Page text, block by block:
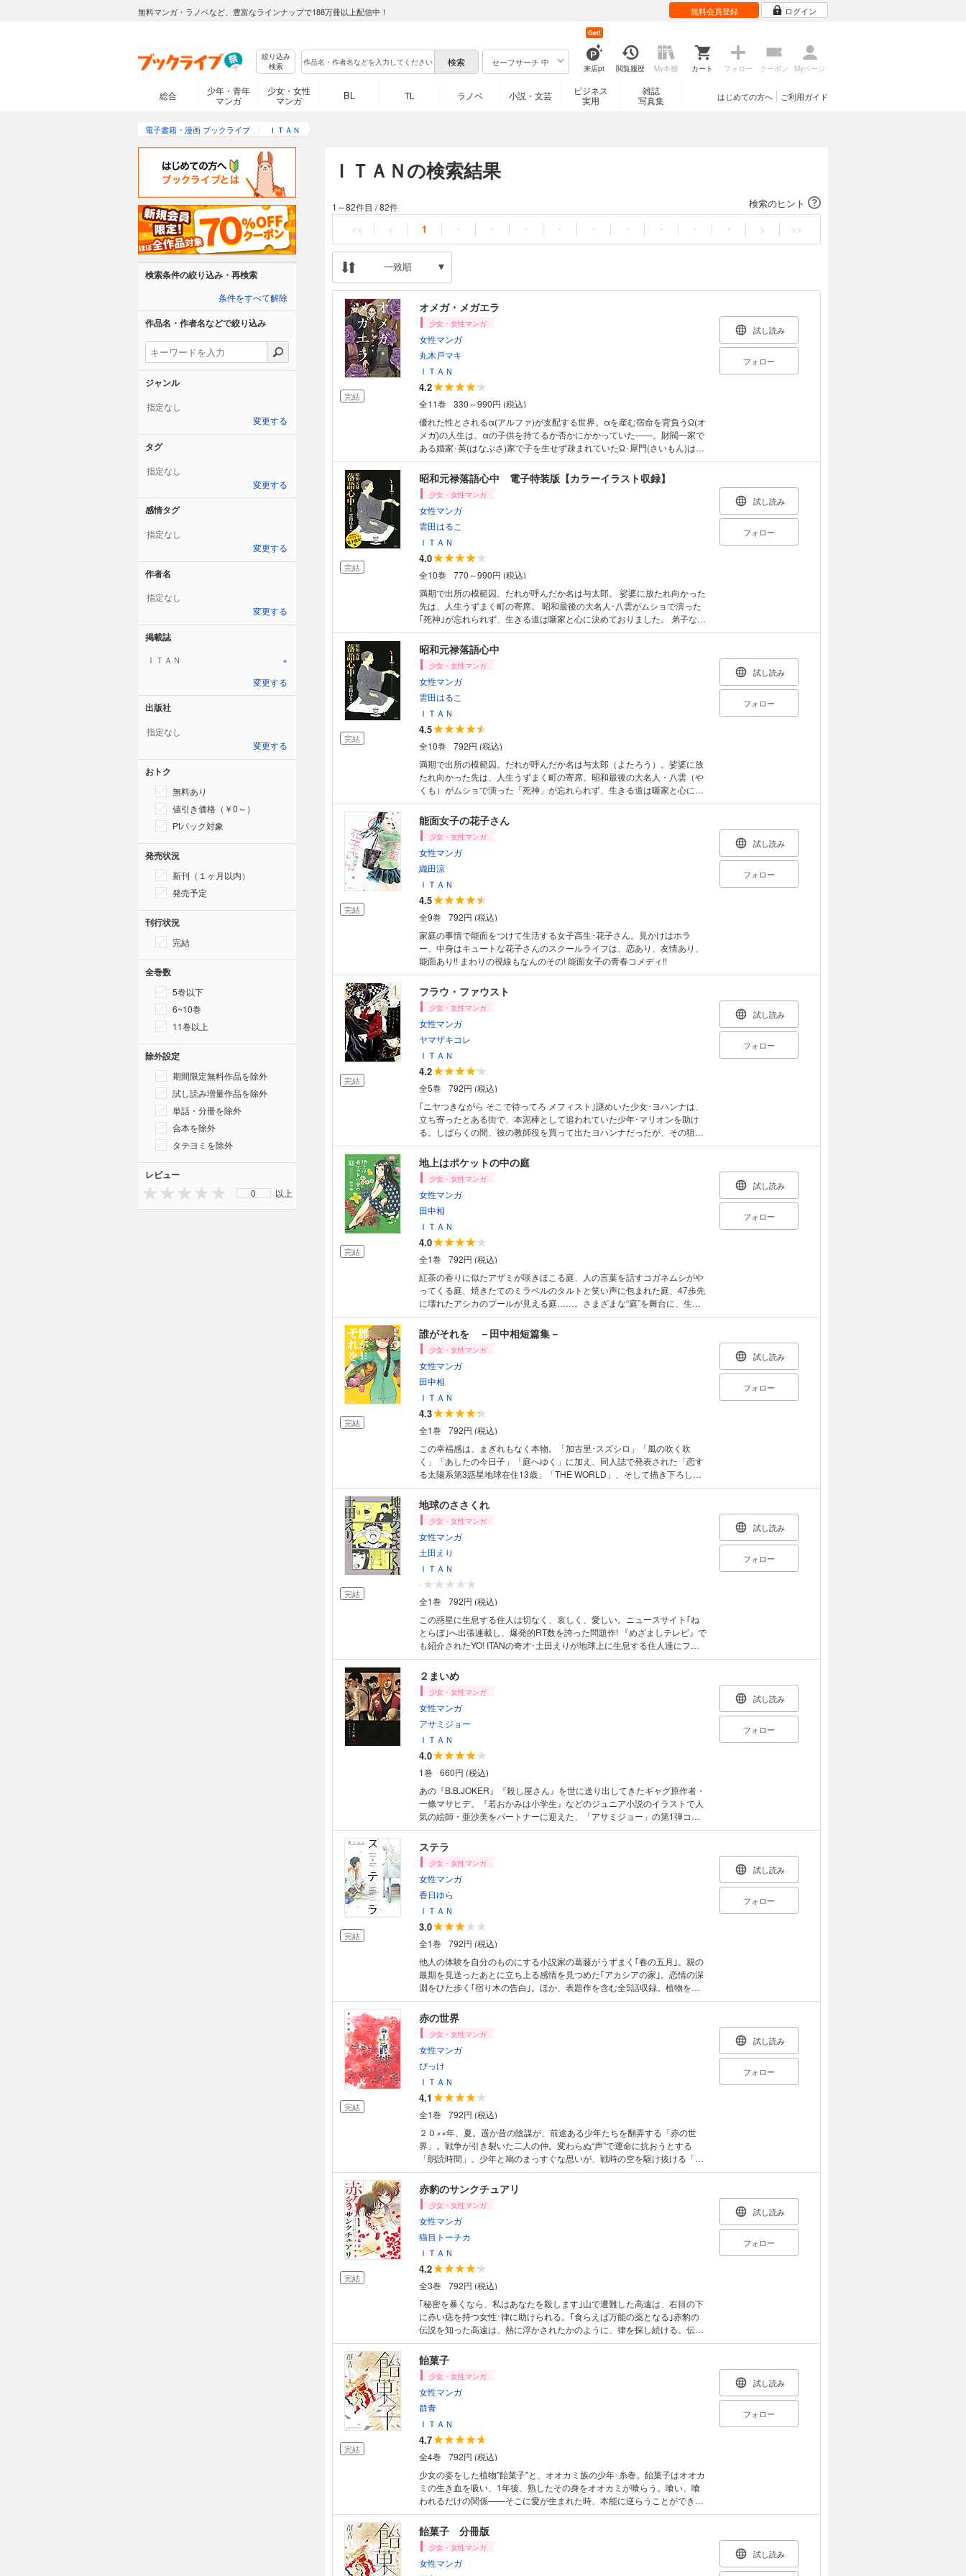
無料マンガ・ラノベなど、豊富なラインナップで188万冊以上配信中！ 無料会員登録 ログイン
絞り込み
検索
セーフサーチ 中
来店pt
Get!
閲覧履歴 My本棚 カート フォロー クーポン Myページ
総合
少年・青年
マンガ
少女・女性
マンガ
BL TL ラノベ 小説・文芸
ビジネス
実用
雑誌
写真集
ご利用ガイド
はじめての方へ
電子書籍・漫画 ブックライブ ＩＴＡＮ
ＩＴＡＮの検索結果
検索のヒント
1～82件目 /82件
<< < 1 ・ ・ ・ ・ ・ ・ ・ ・ ・ > >>
一致順
完結
オメガ・メガエラ
少女・女性マンガ
女性マンガ
丸木戸マキ
ＩＴＡＮ
4.2
全11巻
330～990円 (税込)
優れた性とされるα(アルファ)が支配する世界。αを産む宿命を背負うΩ(オ
メガ)の人生は、αの子供を持てるか否かにかかっていた――。財閥一家で
ある婚家･英(はなぶさ)家で子を生せず疎まれていたΩ･犀門(さいもん)は、
一人のΩの少年をαと偽り、英家当主の座を狙わせるのだが…!? 性別によ
る身分社会で最下層の、Ωたちの闘いが始まる…!
試し読み
フォロー
完結
昭和元禄落語心中 電子特装版【カラーイラスト収録】
少女・女性マンガ
女性マンガ
雲田はるこ
ＩＴＡＮ
4.0
全10巻
770～990円 (税込)
満期で出所の模範囚。だれが呼んだか名は与太郎。 娑婆に放たれ向かった
先は、人生うずまく町の寄席。 昭和最後の大名人･八雲がムショで演った
｢死神｣が忘れられず、生きる道は噺家と心に決めておりました。 弟子など
取らぬ八雲師匠。惚れて泣きつく与太郎やいかに……!?昭和元禄落語心中･
与太郎放浪篇、いざ幕開け!!【※カラーイラストが収録された電子オリジナ
ル特装版です】
試し読み
フォロー
完結
昭和元禄落語心中
少女・女性マンガ
女性マンガ
雲田はるこ
ＩＴＡＮ
4.5
全10巻
792円 (税込)
満期で出所の模範囚。だれが呼んだか名は与太郎（よたろう）。娑婆に放
たれ向かった先は、人生うずまく町の寄席。昭和最後の大名人・八雲（や
くも）がムショで演った「死神」が忘れられず、生きる道は噺家と心に決
めておりました。弟子など取らぬ八雲師匠。惚れて泣きつく与太郎やいか
に……!? 昭和元禄落語心中・与太郎放浪篇、いざ幕開け!!
試し読み
フォロー
完結
能面女子の花子さん
少女・女性マンガ
女性マンガ
織田涼
ＩＴＡＮ
4.5
全9巻
792円 (税込)
家庭の事情で能面をつけて生活する女子高生･花子さん。見かけはホラ
ー、中身はキュートな花子さんのスクールライフは、恋あり、友情あり、
能面あり!! まわりの視線もなんのその! 能面女子の青春コメディ!!
試し読み
フォロー
完結
フラウ・ファウスト
少女・女性マンガ
女性マンガ
ヤマザキコレ
ＩＴＡＮ
4.2
全5巻
792円 (税込)
｢ニヤつきながら そこで待ってろ メフィスト｣謎めいた少女･ヨハンナは、
立ち寄ったとある街で、本泥棒として追われていた少年･マリオンを助け
る。しばらくの間、彼の教師役を買って出たヨハンナだったが、その狙い
は、封じられた己の悪魔を取り戻すことで……!? 悪魔のパーツを捜し続け
る不死の少女･ヨハンナの、契約と禁忌をめぐるダークファンタジー、開
幕!!
試し読み
フォロー
完結
地上はポケットの中の庭
少女・女性マンガ
女性マンガ
田中相
ＩＴＡＮ
4.0
全1巻
792円 (税込)
紅茶の香りに似たアザミが咲きほこる庭、人の言葉を話すコガネムシがや
ってくる庭、焼きたてのミラベルのタルトと笑い声に包まれた庭、47歩先
に壊れたアシカのプールが見える庭……。さまざまな“庭”を舞台に、生き
るものの繋がりを描くITAN掲載シリーズをはじめ、満場一致で大賞を受賞
したデビュー作を含む短編5作を収録。人間の愛しさを豊かに伝える鮮烈
な才能！
試し読み
フォロー
完結
誰がそれを －田中相短篇集－
少女・女性マンガ
女性マンガ
田中相
ＩＴＡＮ
4.3
全1巻
792円 (税込)
この幸福感は、まぎれもなく本物。「加古里･スズシロ」「風の吹く吹
く」「あしたの今日子」「庭へゆく」に加え、同人誌で発表された「恋す
る太陽系第3惑星地球在住13歳」「THE WORLD」、そして描き下ろしと
なる「その後の加古里･スズシロ」を収録。紡ぎ出される人間は、こんな
にも愛おしく温かい。鮮烈なデビューを飾った著者の原点を知る1冊！
試し読み
フォロー
完結
地球のささくれ
少女・女性マンガ
女性マンガ
土田えり
ＩＴＡＮ
-
全1巻
792円 (税込)
この惑星に生息する住人は切なく、哀しく、愛しい。ニュースサイト｢ね
とらぼ｣へ出張連載し、爆発的RT数を誇った問題作! 『めざましテレビ』で
も紹介されたYO! ITANの奇才･土田えりが地球上に生息する住人達にフォ
ーカスを合わせてパシャリ。読めば生きとし生けるものが愛しくなる｢地
球のささくれ｣――――爆誕。
試し読み
フォロー
２まいめ
少女・女性マンガ
女性マンガ
アサミジョー
ＩＴＡＮ
4.0
1巻
660円 (税込)
あの『B.B.JOKER』『殺し屋さん』を世に送り出してきたギャグ原作者・
一條マサヒデ。『若おかみは小学生』などのジュニア小説のイラストで人
気の絵師・亜沙美をパートナーに迎えた、「アサミジョー」の第1弾コミ
ックス！ 2ページ目にオチが来る、登場人物すべてイケメン。“2まい
め”にとことんこだわった、選りすぐりギャグは、爆笑そして苦笑の嵐。
16ページ特別編＆メイキング漫画も収録。『2まいめ』でレッツ脱力！
試し読み
フォロー
完結
ステラ
少女・女性マンガ
女性マンガ
香日ゆら
ＩＴＡＮ
3.0
全1巻
792円 (税込)
他人の体験を自分のものにする小説家の葛藤がうずまく｢春の五月｣。親の
最期を見送ったあとに立ち上る感情を見つめた｢アカシアの家｣。恋情の深
淵をひた歩く｢宿り木の告白｣。ほか、表題作を含む全5話収録。植物をモ
チーフに、人間観察の名手が新境地を開いたストーリー短編集。
試し読み
フォロー
完結
赤の世界
少女・女性マンガ
女性マンガ
びっけ
ＩＴＡＮ
4.1
全1巻
792円 (税込)
２０××年、夏。遥か昔の陰謀が、前途ある少年たちを翻弄する「赤の世
界」。戦争が引き裂いた二人の仲。変わらぬ“声”で運命に抗おうとする
「朗読時間」。少年と鳩のまっすぐな思いが、戦時の空を駆け抜ける「鳩
の翼」。命を懸けなければ叶うことはない、究極の愛の形を描く「掌の
花」。－－時代を超えた4つのストーリーが一つにつながった時、感動が
こみ上げてくる珠玉の連作短編集。
試し読み
フォロー
完結
赤豹のサンクチュアリ
少女・女性マンガ
女性マンガ
猫目トーチカ
ＩＴＡＮ
4.2
全3巻
792円 (税込)
｢秘密を暴くなら、私はあなたを殺します｣山で遭難した高遠は、右目の下
に赤い痣を持つ女性･律に助けられる。｢食らえば万能の薬となる｣赤豹の
伝説を知った高遠は、熱に浮かされたかのように、律を探し続ける。伝承
に囚われた男女のラブロマンス、開幕!!
試し読み
フォロー
完結
飴菓子
少女・女性マンガ
女性マンガ
群青
ＩＴＡＮ
4.7
全4巻
792円 (税込)
少女の姿をした植物"飴菓子"と、オオカミ族の少年･糸巻。飴菓子はオオカ
ミの生き血を吸い、1年後、熟したその身をオオカミが喰らう。喰い、喰
われるだけの関係――そこに愛が生まれた時、本能に逆らうことができる
のか!? そして人間をも魅了する飴菓子たちは、商品として取り引きされる
ようになり……? 切なさに胸しめつけられる異種族間の究極の純愛!
試し読み
フォロー
飴菓子 分冊版
少女・女性マンガ
女性マンガ
試し読み
検索条件の絞り込み・再検索
条件をすべて解除
作品名・作者名などで絞り込み
ジャンル
指定なし
変更する
タグ
指定なし
変更する
感情タグ
指定なし
変更する
作者名
指定なし
変更する
掲載誌
ＩＴＡＮ ×
変更する
出版社
指定なし
変更する
おトク
無料あり
値引き価格（￥0～）
Ptバック対象
発売状況
新刊（１ヶ月以内）
発売予定
刊行状況
完結
全巻数
5巻以下
6~10巻
11巻以上
除外設定
期間限定無料作品を除外
試し読み増量作品を除外
単話・分冊を除外
合本を除外
タテヨミを除外
レビュー
0 以上